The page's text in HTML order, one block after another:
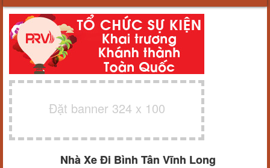
Đặt banner 324 x 100
Nhà Xe Đi Bình Tân Vĩnh Long